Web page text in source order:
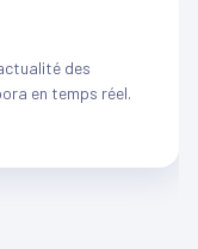
des
en temps réel.